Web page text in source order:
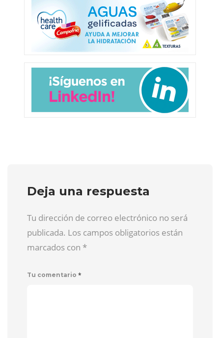
Deja una respuesta
Tu dirección de correo electrónico no será
publicada. Los campos obligatorios están
marcados con *
Tu comentario *